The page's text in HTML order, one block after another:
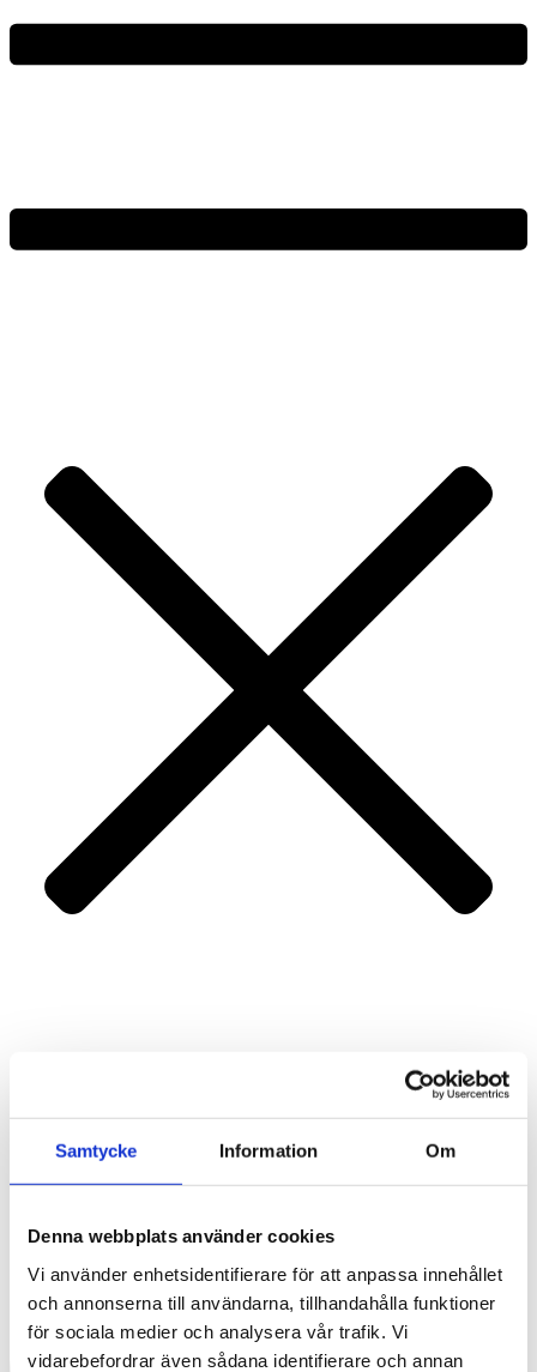
Samtycke Information Om
Denna webbplats använder cookies
Vi använder enhetsidentifierare för att anpassa innehållet
och annonserna till användarna, tillhandahålla funktioner
för sociala medier och analysera vår trafik. Vi
vidarebefordrar även sådana identifierare och annan